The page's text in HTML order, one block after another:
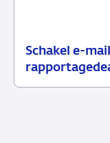
Schakel e-
21
Nieuwsbericht